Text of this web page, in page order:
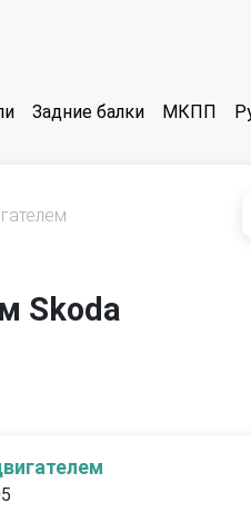
Задние балки МКПП
Skoda